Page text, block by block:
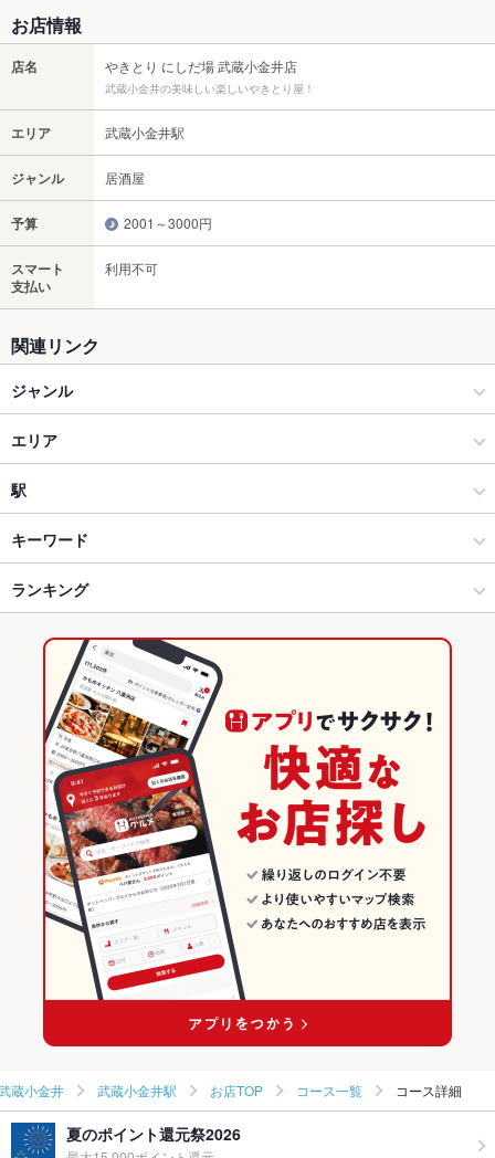
お店情報
店名 やきとり にしだ場 武蔵小金井店
武蔵小金井の美味しい楽しいやきとり屋！
エリア 武蔵小金井駅
ジャンル 居酒屋
予算 2001～3000円
スマート
支払い
利用不可
関連リンク
ジャンル
居酒屋
和風
創作
武蔵小金井 × 居酒屋
武蔵小金井 × 和風
武蔵小金井 × 創作
武蔵小金井駅 × 居酒屋
武蔵小金井駅 × 和風
武蔵小金井駅 × 創作
エリア
武蔵小金井駅
武蔵小金井駅 × 居酒屋
武蔵小金井駅 × 和風
武蔵小金井駅 × 創作
東京 × 居酒屋
東京 × 和風
東京 × 創作
駅
新小金井駅
東小金井駅
武蔵小金井駅
キーワード
からあげ
ランキング
東京のグルメランキング
東京の居酒屋ランキング
武蔵小金井のグルメランキング
武蔵小金井の居酒屋ランキング
武蔵小金井駅のグルメランキング
武蔵小金井駅の居酒屋ランキング
蔵小金井 武蔵小金井駅 お店TOP コース一覧 コース詳細
夏のポイント還元祭2026